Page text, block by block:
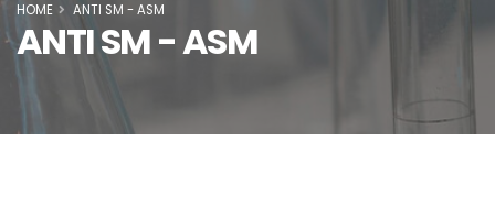
ANTI SM - ASM
HOME ANTI SM - ASM